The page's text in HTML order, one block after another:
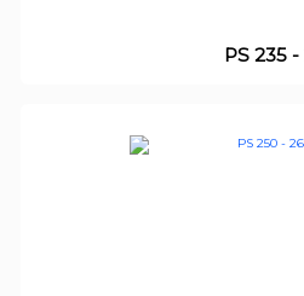
PS 235